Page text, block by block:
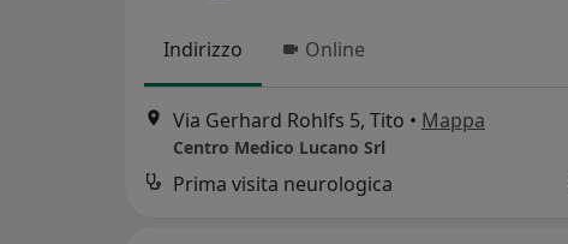
Indirizzo Online
Via Gerhard Rohlfs 5, Tito • Mappa
Centro Medico Lucano Srl
Prima visita neurologica